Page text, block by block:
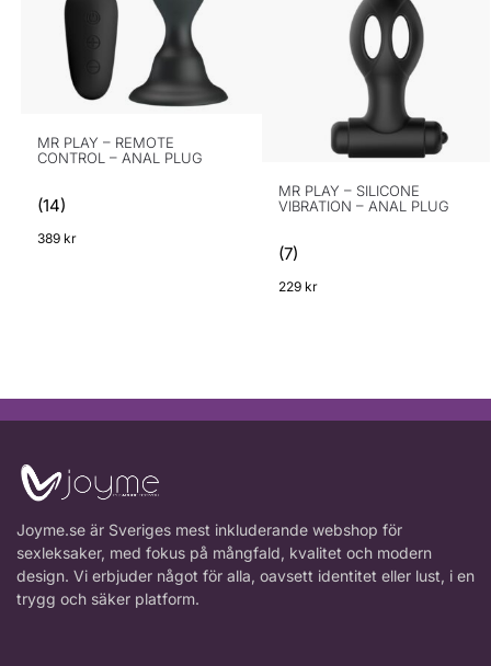
MR PLAY – REMOTE
CONTROL – ANAL PLUG
(14)
389 kr
MR PLAY – SILICONE
VIBRATION – ANAL PLUG
(7)
229 kr
Joyme.se är Sveriges mest inkluderande webshop för
sexleksaker, med fokus på mångfald, kvalitet och modern
design. Vi erbjuder något för alla, oavsett identitet eller lust, i en
trygg och säker platform.